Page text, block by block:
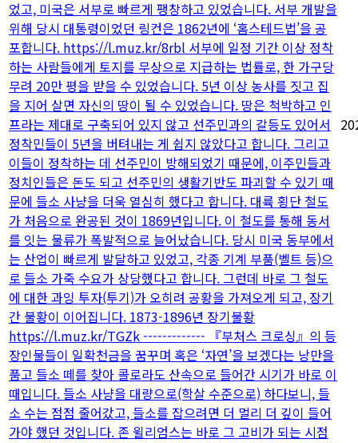
었고, 미국은 서부로 빠르게 팽창하고 있었습니다. 서부 개발을
위해 당시 대통령이었던 링컨은 1862년에 ‘홈스테드법’을 공
포합니다. https://l.muz.kr/8rbl 서부에 일정 기간 이상 정착
하는 사람들에게 토지를 무상으로 지급하는 법률로, 한 가구당
무려 20만 평을 받을 수 있었습니다. 5년 이상 농사를 짓고 집
을 지어 살면 자신의 땅이 될 수 있었습니다. 땅은 척박하고 인
프라는 제대로 구축되어 있지 않고 선주민과의 갈등도 있어서
정착민들이 5년을 버텨내는 게 쉽지 않았다고 합니다. 그리고
이들이 정착하는 데 선주민이 방해되었기 때문에, 이주민들과
정치인들은 돈도 되고 선주민의 생활기반도 파괴할 수 있기 때
문에 들소 사냥을 더욱 열심히 했다고 합니다. 대륙 횡단 철도
가 처음으로 완공된 것이 1869년입니다. 이 철도를 통해 동서
를 잇는 물류가 폭발적으로 늘어났습니다. 당시 미국 동부에서
는 산업이 빠르게 발달하고 있었고, 각종 기계 부품(벨트 등)으
로 들소 가죽 수요가 상당했다고 합니다. 그런데 바로 그 철도
에 대한 과잉 투자(투기)가 오히려 공황을 가져오게 되고, 장기
간 불황이 이어집니다. 1873-1896년 장기불황
https://l.muz.kr/TGZk ------------- 『부처스 크로싱』의 등
장인물들이 일확천금을 꿈꾸며 혹은 ‘자연’을 보겠다는 낭만을
품고 들소 떼를 찾아 콜로라도 산속으로 들어간 시기가 바로 이
때입니다. 들소 사냥을 대량으로(학살 수준으로) 하다보니, 들
소 수는 점점 줄어갔고, 들소를 잡으려면 더 멀리 더 깊이 들어
가야 했던 것입니다. 존 윌리엄스는 바로 그 고비가 되는 시점